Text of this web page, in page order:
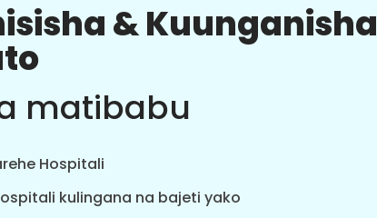
& Kuunganisha
matibabu
Hospitali
kulingana na bajeti yako
ufuatiliaji
timu yetu
yako kila
kwa mara
ya matibabu.